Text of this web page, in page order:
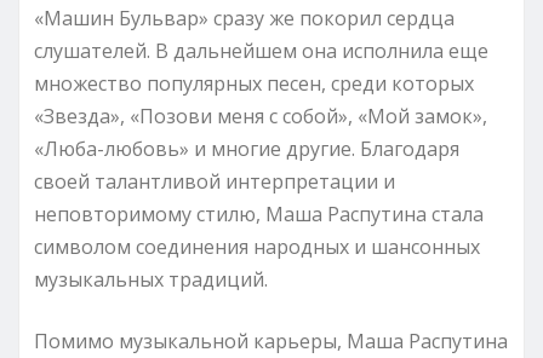
«Машин Бульвар» сразу же покорил сердца
слушателей. В дальнейшем она исполнила еще
множество популярных песен, среди которых
«Звезда», «Позови меня с собой», «Мой замок»,
«Люба-любовь» и многие другие. Благодаря
своей талантливой интерпретации и
неповторимому стилю, Маша Распутина стала
символом соединения народных и шансонных
музыкальных традиций.
Помимо музыкальной карьеры, Маша Распутина